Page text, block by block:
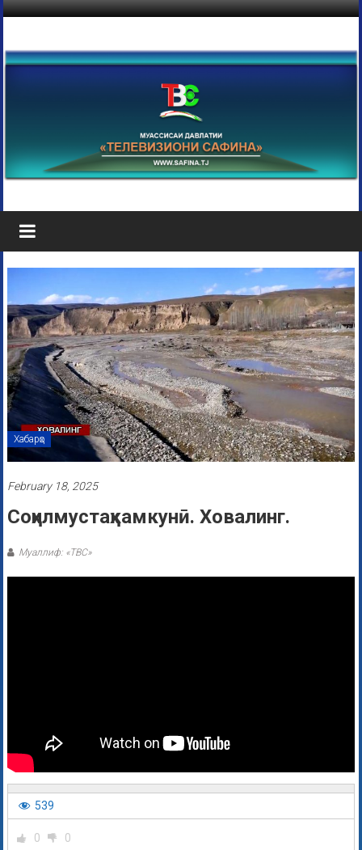
Хабарҳо
February 18, 2025
Соҳилмустаҳкамкунӣ. Ховалинг.
Муаллиф: «ТВС»
539
0 0